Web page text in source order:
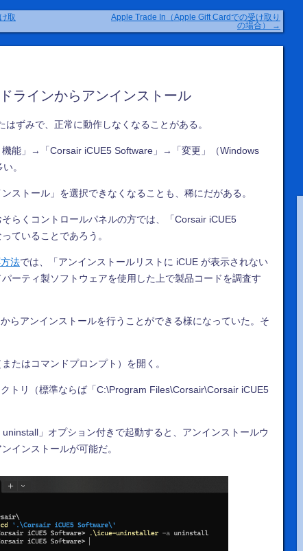
取
Apple Trade In（Apple Gift Cardでの受け取り
の場合）
→
ラインからアンインストール
ずみで、正常に動作しなくなることがある。
能」→「Corsair iCUE5 Software」→「変更」（Windows
。
ストール」を選択できなくなることも、稀にだがある。
らくコントロールパネルの方では、「Corsair iCUE5
ていることであろう。
法では、「アンインストールリストに iCUE が表示されない
ーティ製ソフトウェアを使用した上で製品コードを調査す
らアンインストールを行うことができる様になっていた。そ
たはコマンドプロンプト）を開く。
トリ（標準ならば「C:\Program Files\Corsair\Corsair iCUE5
」オプション付きで起動すると、アンインストールウ
インストールが可能だ。